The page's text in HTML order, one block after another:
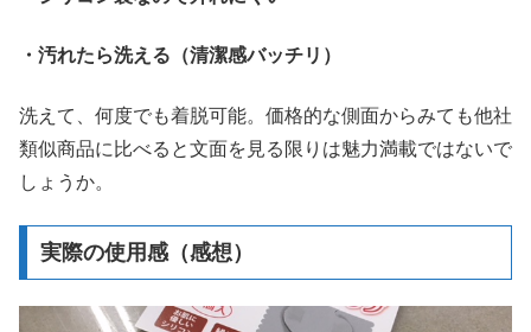
・汚れたら洗える（清潔感バッチリ）
洗えて、何度でも着脱可能。価格的な側面からみても他社
類似商品に比べると文面を見る限りは魅力満載ではないで
しょうか。
実際の使用感（感想）